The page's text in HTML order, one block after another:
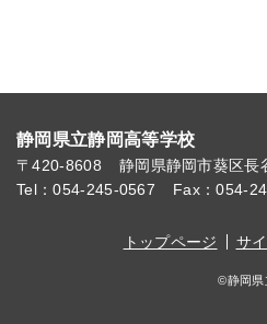
静岡県立静岡高等学校
〒420-8608
静岡県静岡市葵区長
Tel：054-245-0567
Fax：054-
トップページ サ
©静岡県